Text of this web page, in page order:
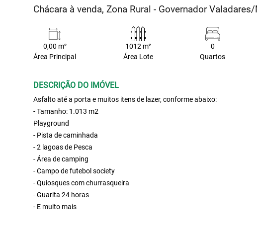
Chácara à venda, Zona Rural - Governador Valadares/
0,00 m²
Área Principal
1012 m²
Área Lote
0
Quartos
DESCRIÇÃO DO IMÓVEL
Asfalto até a porta e muitos itens de lazer, conforme abaixo:
- Tamanho: 1.013 m2
Playground
- Pista de caminhada
- 2 lagoas de Pesca
- Área de camping
- Campo de futebol society
- Quiosques com churrasqueira
- Guarita 24 horas
- E muito mais